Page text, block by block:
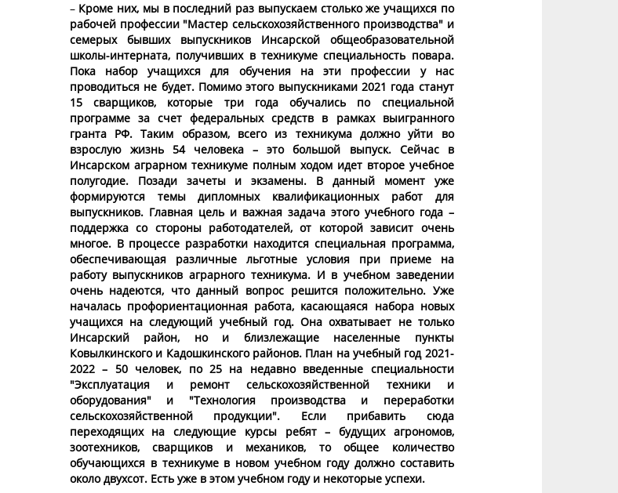
– Кроме них, мы в последний раз выпускаем столько же учащихся по
рабочей профессии "Мастер сельскохозяйственного производства" и
семерых бывших выпускников Инсарской общеобразовательной
школы-интерната, получивших в техникуме специальность повара.
Пока набор учащихся для обучения на эти профессии у нас
проводиться не будет. Помимо этого выпускниками 2021 года станут
15 сварщиков, которые три года обучались по специальной
программе за счет федеральных средств в рамках выигранного
гранта РФ. Таким образом, всего из техникума должно уйти во
взрослую жизнь 54 человека – это большой выпуск. Сейчас в
Инсарском аграрном техникуме полным ходом идет второе учебное
полугодие. Позади зачеты и экзамены. В данный момент уже
формируются темы дипломных квалификационных работ для
выпускников. Главная цель и важная задача этого учебного года –
поддержка со стороны работодателей, от которой зависит очень
многое. В процессе разработки находится специальная программа,
обеспечивающая различные льготные условия при приеме на
работу выпускников аграрного техникума. И в учебном заведении
очень надеются, что данный вопрос решится положительно. Уже
началась профориентационная работа, касающаяся набора новых
учащихся на следующий учебный год. Она охватывает не только
Инсарский район, но и близлежащие населенные пункты
Ковылкинского и Кадошкинского районов. План на учебный год 2021-
2022 – 50 человек, по 25 на недавно введенные специальности
"Эксплуатация и ремонт сельскохозяйственной техники и
оборудования" и "Технология производства и переработки
сельскохозяйственной продукции". Если прибавить сюда
переходящих на следующие курсы ребят – будущих агрономов,
зоотехников, сварщиков и механиков, то общее количество
обучающихся в техникуме в новом учебном году должно составить
около двухсот. Есть уже в этом учебном году и некоторые успехи.